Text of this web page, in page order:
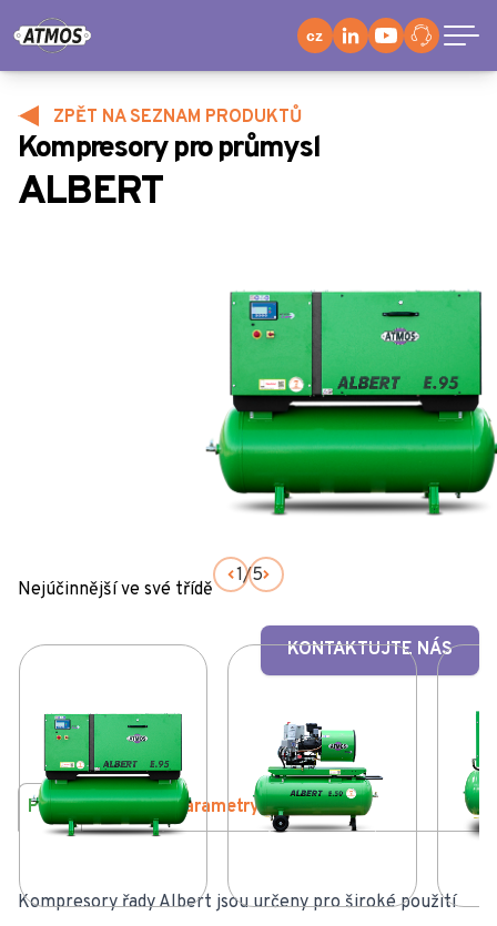
cz
ZPĚT NA SEZNAM PRODUKTŮ
Kompresory pro průmysl
ALBERT
1/5
Nejúčinnější ve své třídě
KONTAKTUJTE NÁS
Popis Výhody Parametry Ke stažení
Kompresory řady Albert jsou určeny pro široké použití